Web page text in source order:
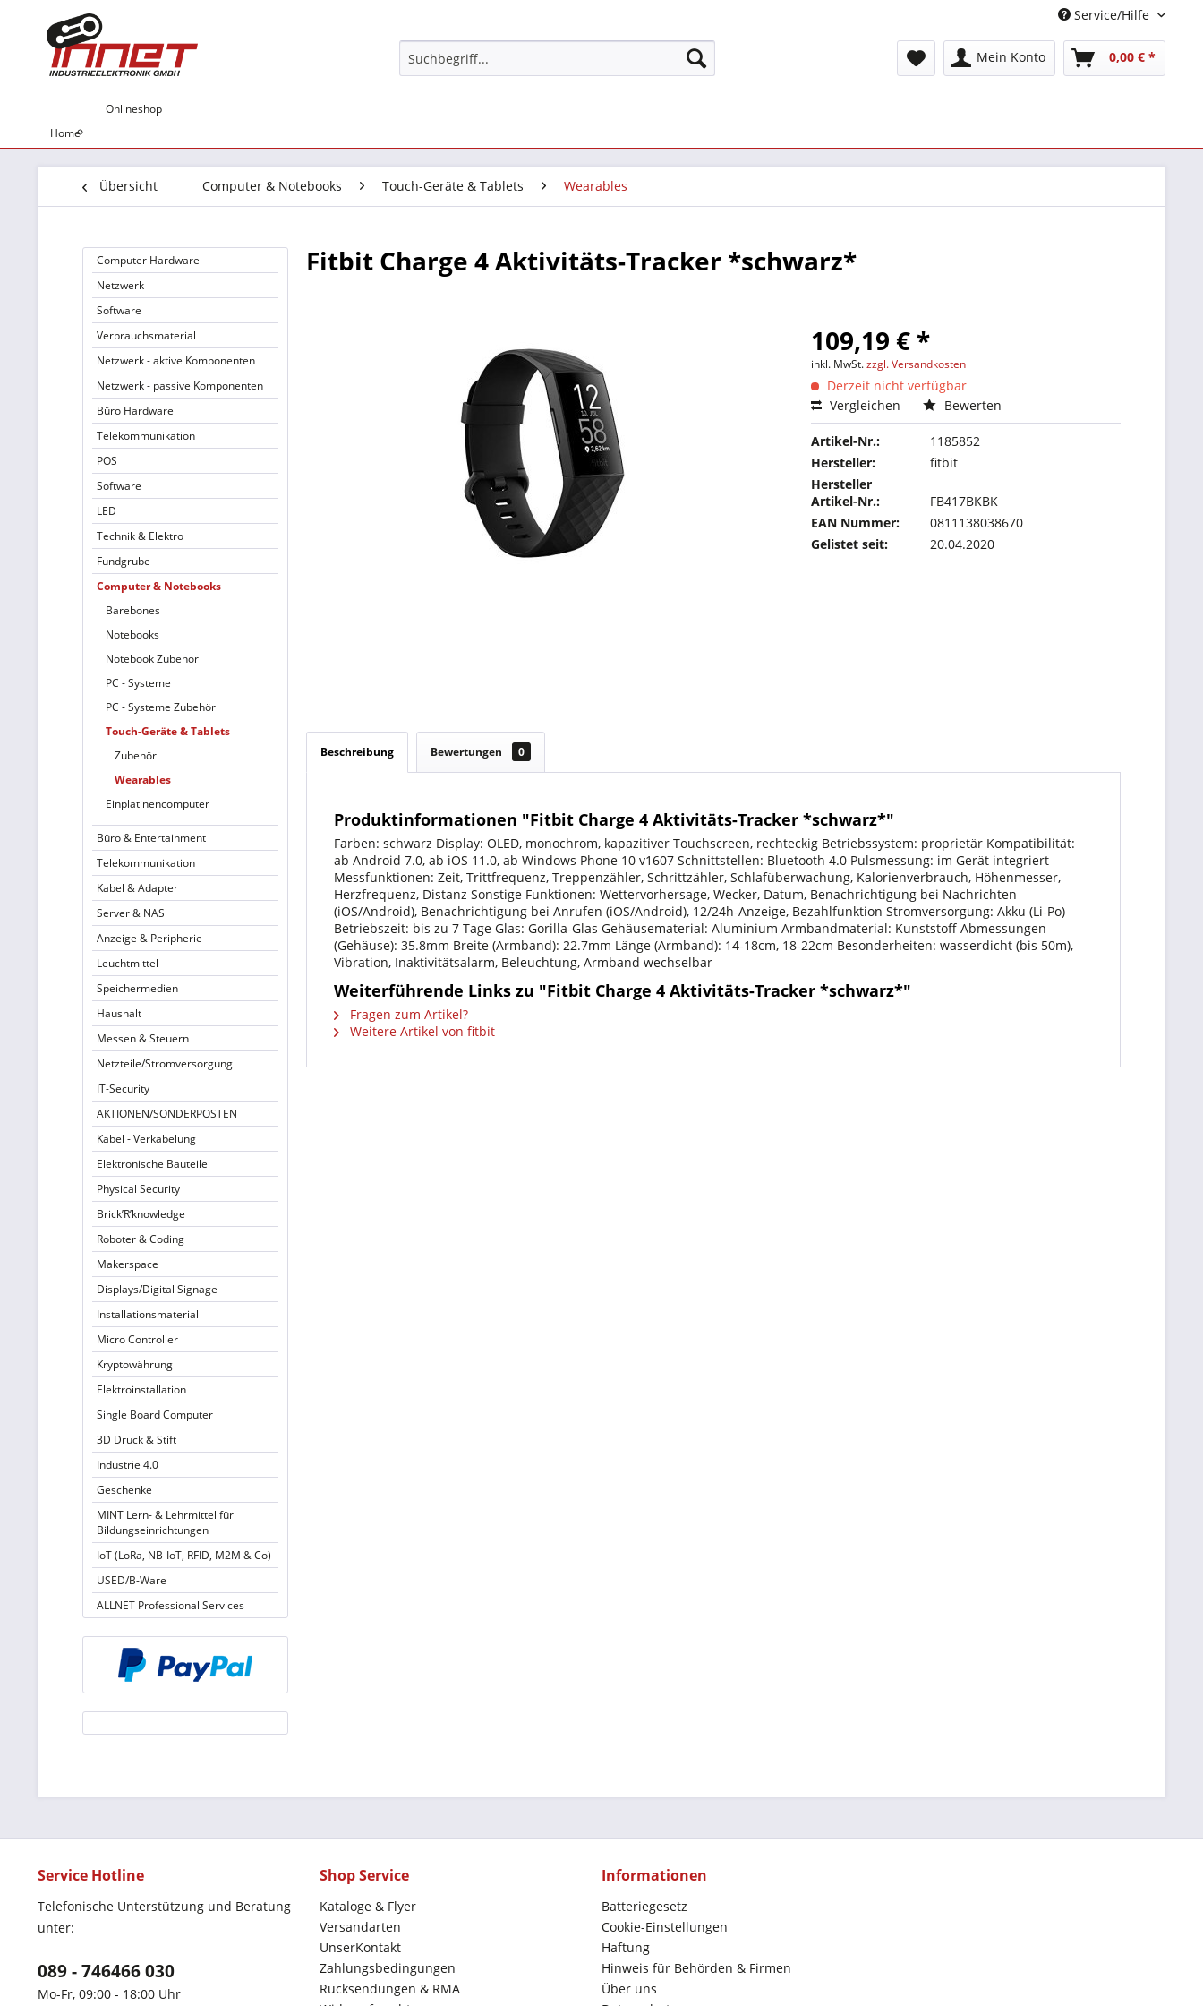
Service/Hilfe
Mein Konto 0,00 € *
Home
Onlineshop
Übersicht Computer & Notebooks Touch-Geräte & Tablets Wearables
Computer Hardware
Netzwerk
Software
Verbrauchsmaterial
Netzwerk - aktive Komponenten
Netzwerk - passive Komponenten
Büro Hardware
Telekommunikation
POS
Software
LED
Technik & Elektro
Fundgrube
Computer & Notebooks
Barebones
Notebooks
Notebook Zubehör
PC - Systeme
PC - Systeme Zubehör
Touch-Geräte & Tablets
Zubehör
Wearables
Einplatinencomputer
Büro & Entertainment
Telekommunikation
Kabel & Adapter
Server & NAS
Anzeige & Peripherie
Leuchtmittel
Speichermedien
Haushalt
Messen & Steuern
Netzteile/Stromversorgung
IT-Security
AKTIONEN/SONDERPOSTEN
Kabel - Verkabelung
Elektronische Bauteile
Physical Security
Brick’R’knowledge
Roboter & Coding
Makerspace
Displays/Digital Signage
Installationsmaterial
Micro Controller
Kryptowährung
Elektroinstallation
Single Board Computer
3D Druck & Stift
Industrie 4.0
Geschenke
MINT Lern- & Lehrmittel für
Bildungseinrichtungen
IoT (LoRa, NB-IoT, RFID, M2M & Co)
USED/B-Ware
ALLNET Professional Services
Fitbit Charge 4 Aktivitäts-Tracker *schwarz*
109,19 € *
inkl. MwSt.zzgl. Versandkosten
Derzeit nicht verfügbar
Vergleichen
Bewerten
Artikel-Nr.:
1185852
Hersteller:
fitbit
Hersteller
Artikel-Nr.:
FB417BKBK
EAN Nummer:
0811138038670
Gelistet seit:
20.04.2020
Beschreibung Bewertungen 0
Produktinformationen "Fitbit Charge 4 Aktivitäts-Tracker *schwarz*"
Farben: schwarz Display: OLED, monochrom, kapazitiver Touchscreen, rechteckig Betriebssystem: proprietär Kompatibilität:
ab Android 7.0, ab iOS 11.0, ab Windows Phone 10 v1607 Schnittstellen: Bluetooth 4.0 Pulsmessung: im Gerät integriert
Messfunktionen: Zeit, Trittfrequenz, Treppenzähler, Schrittzähler, Schlafüberwachung, Kalorienverbrauch, Höhenmesser,
Herzfrequenz, Distanz Sonstige Funktionen: Wettervorhersage, Wecker, Datum, Benachrichtigung bei Nachrichten
(iOS/Android), Benachrichtigung bei Anrufen (iOS/Android), 12/24h-Anzeige, Bezahlfunktion Stromversorgung: Akku (Li-Po)
Betriebszeit: bis zu 7 Tage Glas: Gorilla-Glas Gehäusematerial: Aluminium Armbandmaterial: Kunststoff Abmessungen
(Gehäuse): 35.8mm Breite (Armband): 22.7mm Länge (Armband): 14-18cm, 18-22cm Besonderheiten: wasserdicht (bis 50m),
Vibration, Inaktivitätsalarm, Beleuchtung, Armband wechselbar
Weiterführende Links zu "Fitbit Charge 4 Aktivitäts-Tracker *schwarz*"
Fragen zum Artikel?
Weitere Artikel von fitbit
Service Hotline
Telefonische Unterstützung und Beratung
unter:
089 - 746466 030
Mo-Fr, 09:00 - 18:00 Uhr
Shop Service
Kataloge & Flyer
Versandarten
UnserKontakt
Zahlungsbedingungen
Rücksendungen & RMA
Informationen
Batteriegesetz
Cookie-Einstellungen
Haftung
Hinweis für Behörden & Firmen
Über uns